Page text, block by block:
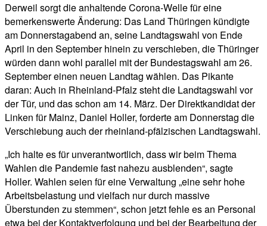
Derweil sorgt die anhaltende Corona-Welle für eine
bemerkenswerte Änderung: Das Land Thüringen kündigte
am Donnerstagabend an, seine Landtagswahl von Ende
April in den September hinein zu verschieben, die Thüringer
würden dann wohl parallel mit der Bundestagswahl am 26.
September einen neuen Landtag wählen. Das Pikante
daran: Auch in Rheinland-Pfalz steht die Landtagswahl vor
der Tür, und das schon am 14. März. Der Direktkandidat der
Linken für Mainz, Daniel Holler, forderte am Donnerstag die
Verschiebung auch der rheinland-pfälzischen Landtagswahl.
„Ich halte es für unverantwortlich, dass wir beim Thema
Wahlen die Pandemie fast nahezu ausblenden“, sagte
Holler. Wahlen seien für eine Verwaltung „eine sehr hohe
Arbeitsbelastung und vielfach nur durch massive
Überstunden zu stemmen“, schon jetzt fehle es an Personal
etwa bei der Kontaktverfolgung und bei der Bearbeitung der